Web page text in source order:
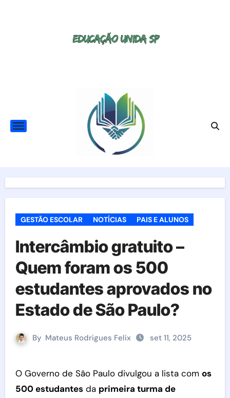
GESTÃO ESCOLAR NOTÍCIAS PAIS E ALUNOS
Intercâmbio gratuito –
Quem foram os 500
estudantes aprovados no
Estado de São Paulo?
By Mateus Rodrigues Felix set 11, 2025
O Governo de São Paulo divulgou a lista com os
500 estudantesda primeira turma de